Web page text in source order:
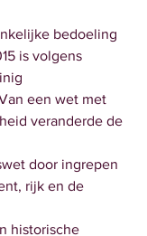
bedoeling
is volgens
een wet met
veranderde de
door ingrepen
rijk en de
historische